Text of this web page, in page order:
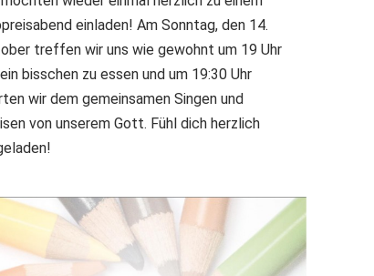
einladen! Am Sonntag, den 14.
treffen wir uns wie gewohnt um 19 Uhr
bisschen zu essen und um 19:30 Uhr
wir dem gemeinsamen Singen und
von unserem Gott. Fühl dich herzlich